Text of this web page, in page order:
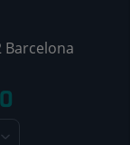
Barcelona